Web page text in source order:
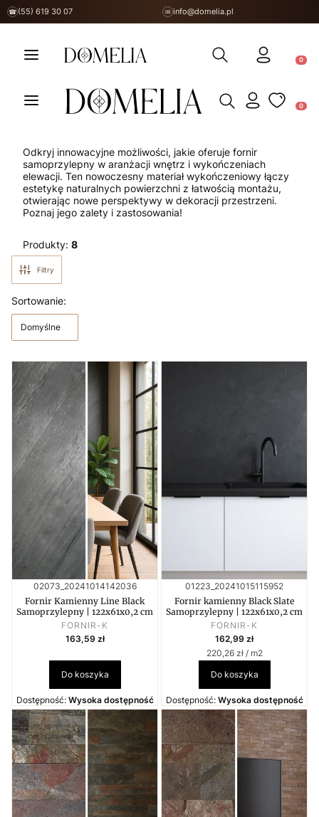
☎ (55) 619 30 07 ✉ info@domelia.pl
Otwórz wyszukiwarkę
Otwórz wyszukiwarkę
Odkryj innowacyjne możliwości, jakie oferuje fornir
samoprzylepny w aranżacji wnętrz i wykończeniach
elewacji. Ten nowoczesny materiał wykończeniowy łączy
estetykę naturalnych powierzchni z łatwością montażu,
otwierając nowe perspektywy w dekoracji przestrzeni.
Poznaj jego zalety i zastosowania!
Produkty: 8
Filtry
Lista produktów
Sortowanie:
Domyślne
Kod produktu
02073_20241014142036
Fornir Kamienny Line Black
Samoprzylepny | 122x61x0,2 cm
PRODUCENT
FORNIR-K
Cena
163,59 zł
Do koszyka
Dostępność: Wysoka dostępność
Kod produktu
01223_20241015115952
Fornir kamienny Black Slate
Samoprzylepny | 122x61x0,2 cm
PRODUCENT
FORNIR-K
Cena
162,99 zł
Cena jednostkowa
220,26 zł / m2
Do koszyka
Dostępność: Wysoka dostępność